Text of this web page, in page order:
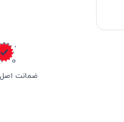
ضمانت اصل